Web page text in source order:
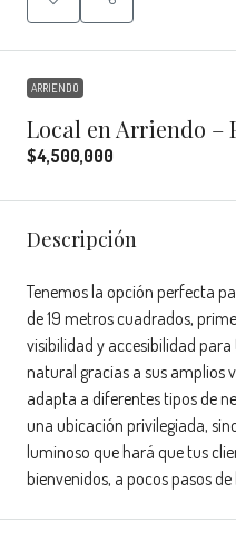
ARRIENDO
Local en Arriendo –
$4,500,000
Descripción
Tenemos la opción perfecta
de 19 metros cuadrados,
visibilidad y accesibilidad
natural gracias a sus amplios
adapta a diferentes tipos de
una ubicación privilegiada,
luminoso que hará que tus
bienvenidos, a pocos pasos